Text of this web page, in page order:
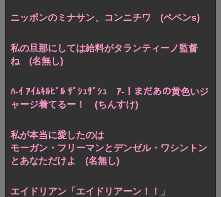
ニッポンのミナサン、コンニチワ (ペペンs)
私の旦那にしては給料がタランティーノ監督
ね (名無し)
ﾊ-ｲ ｱｲﾑｷﾙﾋﾞﾙ ｻﾞｼｭｻﾞｼｭ ｱ-！まだあの黄色いジ
ャージ着てるー！ (ちんすけ)
私が本当に愛したのは
モーガン・フリーマンとデンゼル・ワシントン
とあなただけよ (名無し)
エイドリアン「エイドリアーン！！」